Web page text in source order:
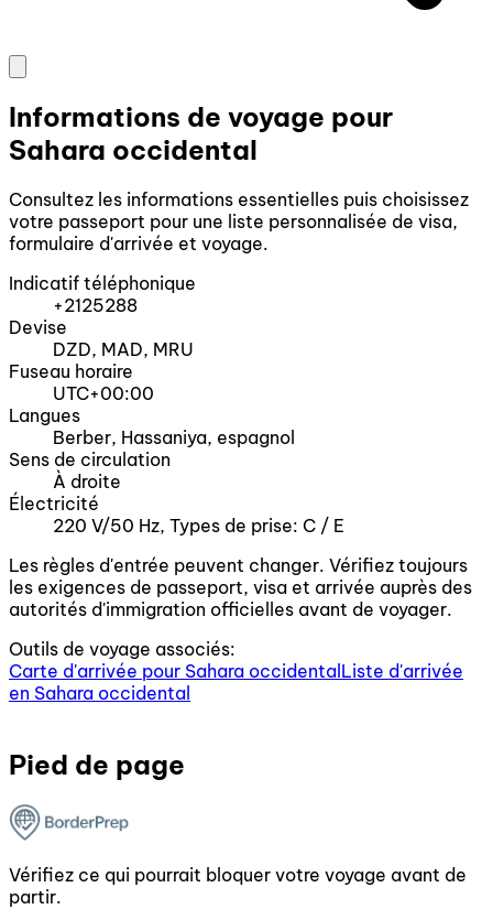
Informations de voyage pour
Sahara occidental
Consultez les informations essentielles puis choisissez
votre passeport pour une liste personnalisée de visa,
formulaire d'arrivée et voyage.
Indicatif téléphonique
+2125288
Devise
DZD, MAD, MRU
Fuseau horaire
UTC+00:00
Langues
Berber, Hassaniya, espagnol
Sens de circulation
À droite
Électricité
220 V/50 Hz, Types de prise: C / E
Les règles d'entrée peuvent changer. Vérifiez toujours
les exigences de passeport, visa et arrivée auprès des
autorités d'immigration officielles avant de voyager.
Outils de voyage associés:
Carte d'arrivée pour Sahara occidental Liste d'arrivée
en Sahara occidental
Pied de page
Vérifiez ce qui pourrait bloquer votre voyage avant de
partir.